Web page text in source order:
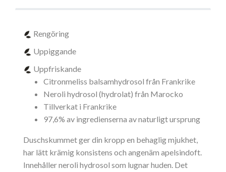
Rengöring
Uppiggande
Uppfriskande
Citronmeliss balsamhydrosol från Frankrike
Neroli hydrosol (hydrolat) från Marocko
Tillverkat i Frankrike
97,6% av ingredienserna av naturligt ursprung
Duschskummet ger din kropp en behaglig mjukhet,
har lätt krämig konsistens och angenäm apelsindoft.
Innehåller neroli hydrosol som lugnar huden. Det